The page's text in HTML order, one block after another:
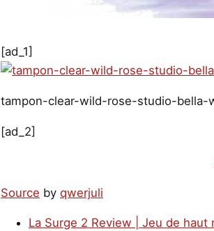
[ad_1]
tampon-clear-wild-rose-studio-bella-
[ad_2]
Source by qwerjuli
La Surge 2 Review | Jeu de haut